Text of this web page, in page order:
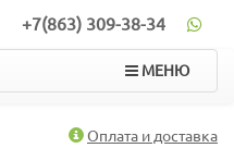
+7(863) 309-38-34
МЕНЮ
Оплата и доставка